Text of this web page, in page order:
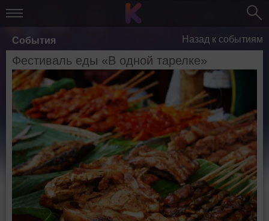
События Назад к событиям
Фестиваль еды «В одной тарелке»